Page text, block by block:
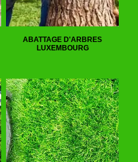
ABATTAGE D'ARBRES
LUXEMBOURG